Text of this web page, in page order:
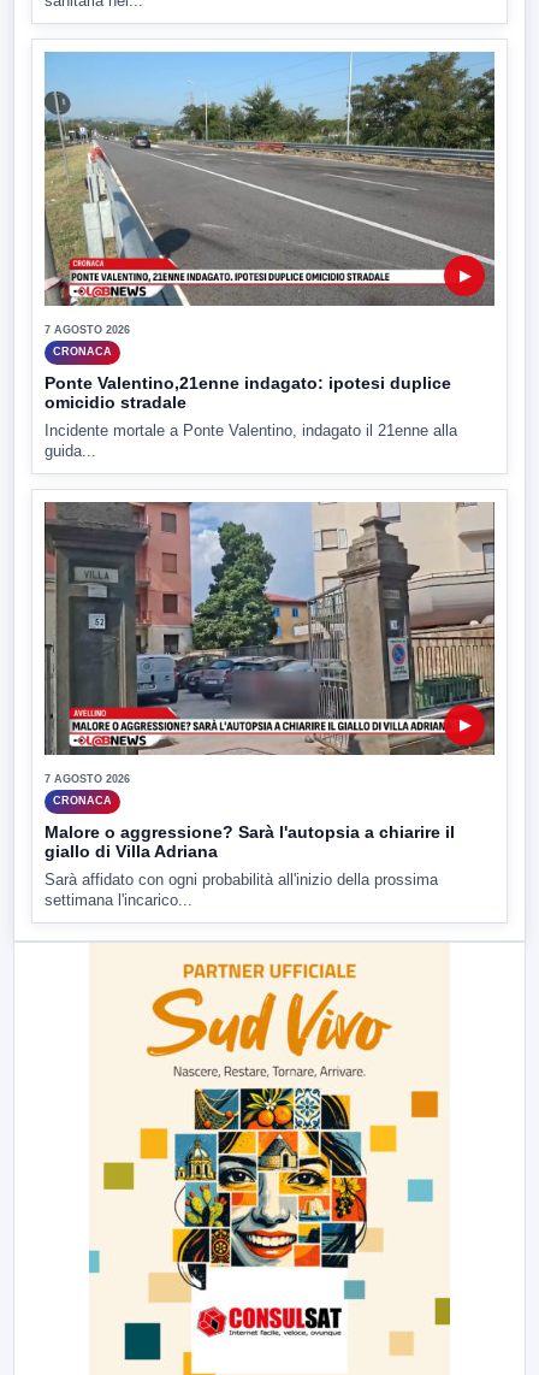
▶
7 AGOSTO 2026
CRONACA
Ponte Valentino,21enne indagato: ipotesi duplice
omicidio stradale
Incidente mortale a Ponte Valentino, indagato il 21enne alla
guida...
▶
7 AGOSTO 2026
CRONACA
Malore o aggressione? Sarà l'autopsia a chiarire il
giallo di Villa Adriana
Sarà affidato con ogni probabilità all'inizio della prossima
settimana l'incarico...